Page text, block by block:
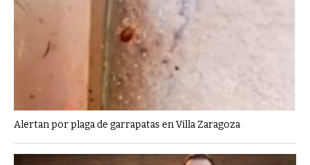
Alertan por plaga de garrapatas en Villa Zaragoza